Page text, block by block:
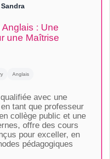
Sandra
: Une
une Maîtrise
Anglais
avec une
tant que professeur
collège public et une
offre des cours
pour exceller, en
pédagogiques